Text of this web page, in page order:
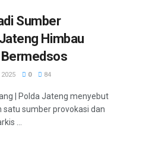
Sumber
Himbau
2025 0 84
| Polda Jateng menyebut
satu sumber provokasi dan
...